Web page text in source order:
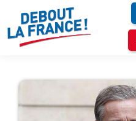
Panneau de gestion des cookies